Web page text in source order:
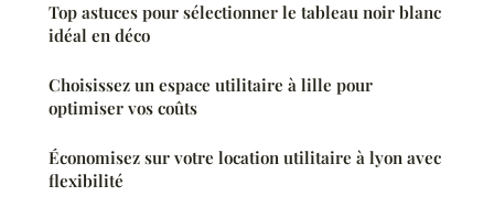
Top astuces pour sélectionner le tableau noir blanc
idéal en déco
Choisissez un espace utilitaire à lille pour
optimiser vos coûts
Économisez sur votre location utilitaire à lyon avec
flexibilité